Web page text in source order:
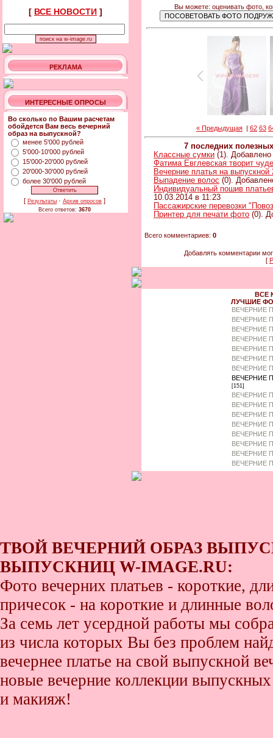
[ ВСЕ НОВОСТИ ]
РЕКЛАМА
ИНТЕРЕСНЫЕ ОПРОСЫ
Во сколько по Вашим расчетам
обойдется Вам весь вечерний
образ на выпускной?
менее 5'000 рублей
5'000-10'000 рублей
15'000-20'000 рублей
20'000-30'000 рублей
более 30'000 рублей
[ Результаты · Архив опросов ]
Всего ответов: 3670
Вы можете: оценивать фото,
« Предыдущая | 62 63
7 последних
Классные сумки (1).
Фатима Евглевская творит
Вечерние платья на выпускной
Выпадение волос (0).
Индивидуальный пошив
10.03.2014 в 11:23
Пассажирские перевозки
Принтер для печати фото (0).
Всего комментариев: 0
Добавлять комментарии
[
ВСЕ
ЛУЧШИЕ
ВЕЧЕРНИЕ
ВЕЧЕРНИЕ
ВЕЧЕРНИЕ
ВЕЧЕРНИЕ
ВЕЧЕРНИЕ
ВЕЧЕРНИЕ
ВЕЧЕРНИЕ
ВЕЧЕРНИЕ
[151]
ВЕЧЕРНИЕ
ВЕЧЕРНИЕ
ВЕЧЕРНИЕ
ВЕЧЕРНИЕ
ВЕЧЕРНИЕ
ВЕЧЕРНИЕ
ВЕЧЕРНИЕ
ВЕЧЕРНИЕ
ТВОЙ ВЕЧЕРНИЙ ОБРАЗ
ВЫПУСКНИЦ W-IMAGE.RU:
Фото вечерних платьев - короткие,
причесок - на короткие и длинные
За семь лет усердной работы мы
из числа которых Вы без проблем
вечернее платье на свой выпускной
новые вечерние коллекции
и макияж!